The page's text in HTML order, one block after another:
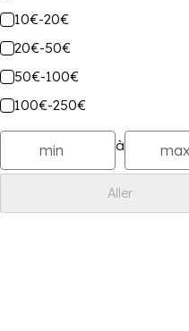
10€-20€
20€-50€
50€-100€
100€-250€
à
Aller